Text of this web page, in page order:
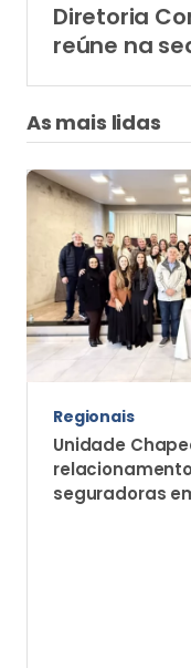
Diretoria
reúne na
As mais lidas
Regionais
Unidade
seguradoras